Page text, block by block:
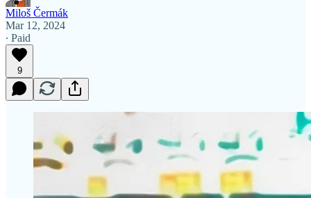
Miloš Čermák
Mar 12, 2024
∙ Paid
9